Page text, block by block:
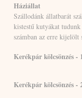
Háziállat
Szállodánk állatbarát
kistestű kutyákat
számban az erre kijelölt
Kerékpár kölcsönzés -
Kerékpár kölcsönzés -